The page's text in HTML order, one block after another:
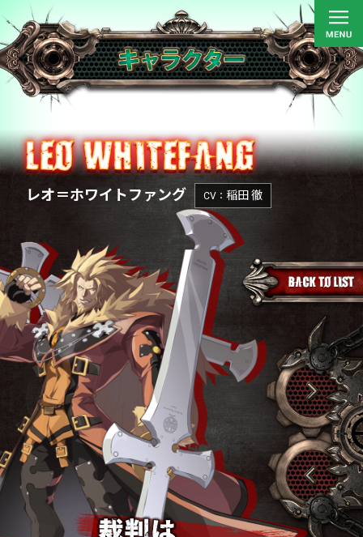
レオ＝ホワイトファング CV： 稲田 徹